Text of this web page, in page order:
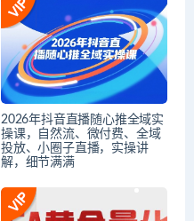
2026年抖音直播随心推全域实
操课，自然流、微付费、全域
投放、小圈子直播，实操讲
解，细节满满